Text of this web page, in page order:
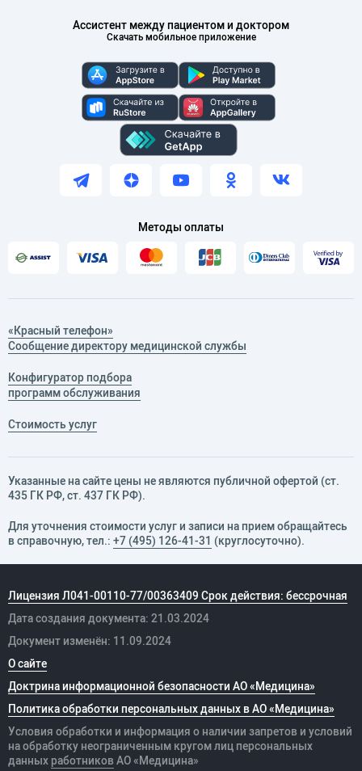
Ассистент между пациентом и доктором
Скачать мобильное приложение
Методы оплаты
«Красный телефон»
Сообщение директору медицинской службы
Конфигуратор подбора
программ обслуживания
Стоимость услуг
Указанные на сайте цены не являются публичной офертой (ст.
435 ГК РФ, cт. 437 ГК РФ).
Для уточнения стоимости услуг и записи на прием обращайтесь
в справочную, тел.: +7 (495) 126-41-31 (круглосуточно).
Лицензия Л041-00110-77/00363409 Срок действия: бессрочная
Дата создания документа: 21.03.2024
Документ изменён: 11.09.2024
О сайте
Доктрина информационной безопасности АО «Медицина»
Политика обработки персональных данных в АО «Медицина»
Условия обработки и информация о наличии запретов и условий
на обработку неограниченным кругом лиц персональных
данных работников АО «Медицина»